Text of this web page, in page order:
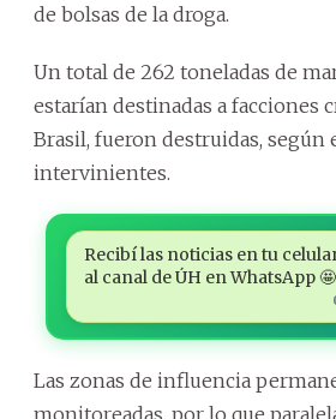
de bolsas de la droga.
Un total de 262 toneladas de
estarían destinadas a facciones
Brasil, fueron destruidas, según
intervinientes.
Recibí las noticias en tu
al canal de ÚH en WhatsApp 🤩
Las zonas de influencia
monitoreadas, por lo que